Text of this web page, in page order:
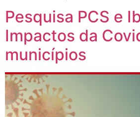
Pesquisa PCS e
Impactos da
municípios